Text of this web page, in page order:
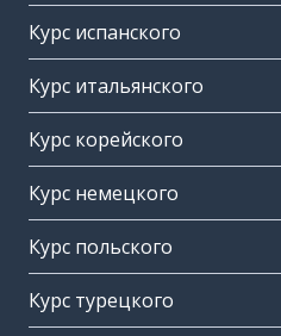
Курс испанского
Курс итальянского
Курс корейского
Курс немецкого
Курс польского
Курс турецкого